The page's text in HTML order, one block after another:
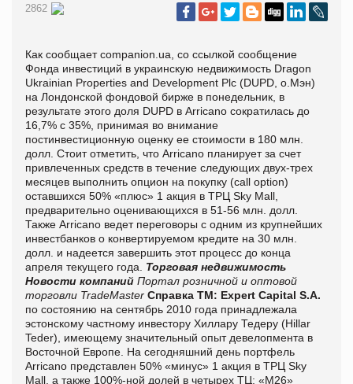
2862
Как сообщает companion.ua, со ссылкой сообщение
Фонда инвестиций в украинскую недвижимость Dragon
Ukrainian Properties and Development Plc (DUPD, о.Мэн)
на Лондонской фондовой бирже в понедельник, в
результате этого доля DUPD в Arricano сократилась до
16,7% с 35%, принимая во внимание
постинвестиционную оценку ее стоимости в 180 млн.
долл. Стоит отметить, что Arricano планирует за счет
привлеченных средств в течение следующих двух-трех
месяцев выполнить опцион на покупку (call option)
оставшихся 50% «плюс» 1 акция в ТРЦ Sky Mall,
предварительно оценивающихся в 51-56 млн. долл.
Также Arricano ведет переговоры с одним из крупнейших
инвестбанков о конвертируемом кредите на 30 млн.
долл. и надеется завершить этот процесс до конца
апреля текущего года. Торговая недвижимость
Новости компаний Портал розничной и оптовой
торговли TradeMaster Справка ТМ: Expert Capital S.A.
по состоянию на сентябрь 2010 года принадлежала
эстонскому частному инвестору Хиллару Тедеру (Hillar
Teder), имеющему значительный опыт девелопмента в
Восточной Европе. На сегодняшний день портфель
Arricano представлен 50% «минус» 1 акция в ТРЦ Sky
Mall, а также 100%-ной долей в четырех ТЦ: «М26»